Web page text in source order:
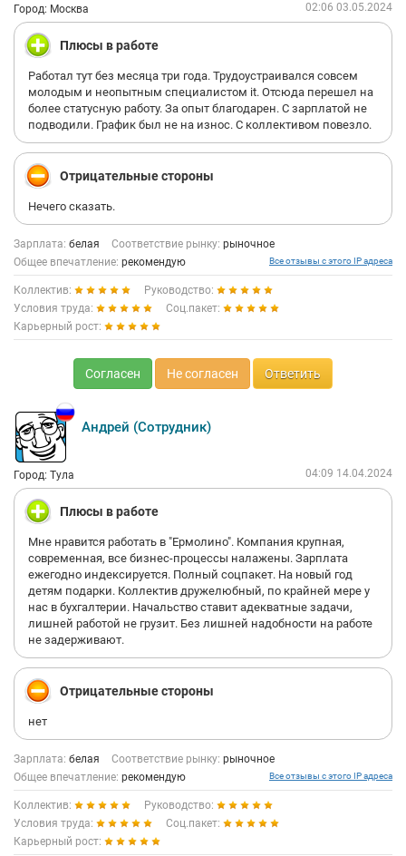
Город: Москва 02:06 03.05.2024
Плюсы в работе
Работал тут без месяца три года. Трудоустраивался совсем
молодым и неопытным специалистом it. Отсюда перешел на
более статусную работу. За опыт благодарен. С зарплатой не
подводили. График был не на износ. С коллективом повезло.
Отрицательные стороны
Нечего сказать.
Зарплата: белая Соответствие рынку: рыночное
Общее впечатление: рекомендую Все отзывы с этого IP адреса
Коллектив:
Руководство:
Условия труда:
Соц.пакет:
Карьерный рост:
Согласен Не согласен Ответить
Андрей (Сотрудник)
Город: Тула 04:09 14.04.2024
Плюсы в работе
Мне нравится работать в "Ермолино". Компания крупная,
современная, все бизнес-процессы налажены. Зарплата
ежегодно индексируется. Полный соцпакет. На новый год
детям подарки. Коллектив дружелюбный, по крайней мере у
нас в бухгалтерии. Начальство ставит адекватные задачи,
лишней работой не грузит. Без лишней надобности на работе
не задерживают.
Отрицательные стороны
нет
Зарплата: белая Соответствие рынку: рыночное
Общее впечатление: рекомендую Все отзывы с этого IP адреса
Коллектив:
Руководство:
Условия труда:
Соц.пакет:
Карьерный рост: